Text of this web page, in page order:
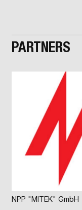
PARTNERS
NPP "MITEK" GmbH